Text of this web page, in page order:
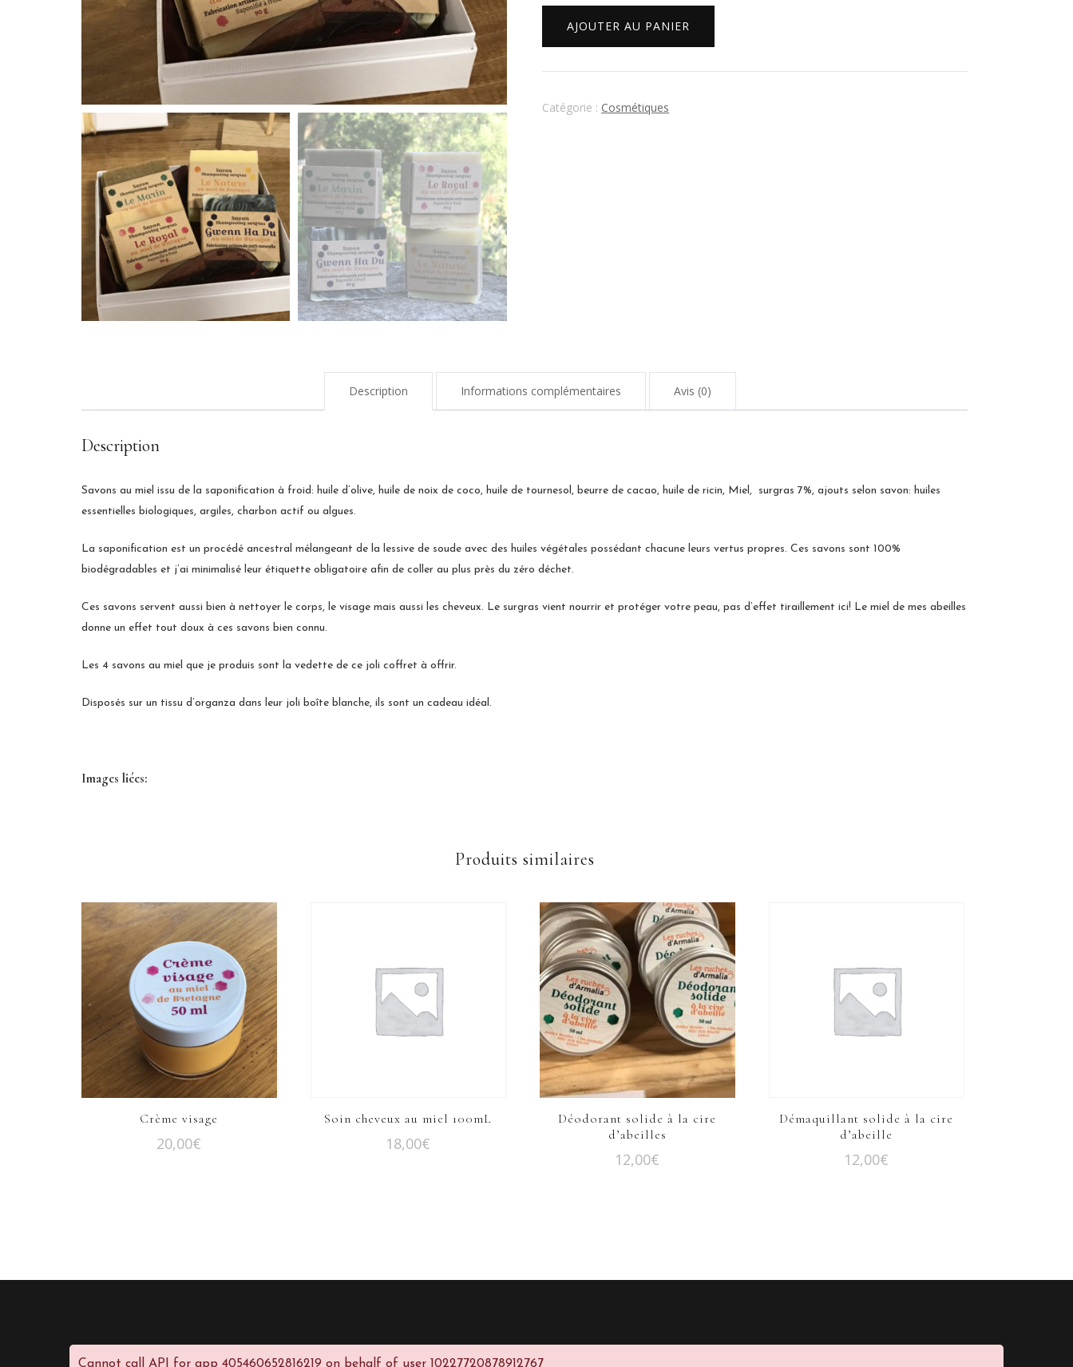
AJOUTER AU PANIER
Catégorie : Cosmétiques
Description Informations complémentaires Avis (0)
Description
Savons au miel issu de la saponification à froid: huile d’olive, huile de noix de coco, huile de tournesol, beurre de cacao, huile de ricin, Miel, surgras 7%, ajouts selon savon: huiles
essentielles biologiques, argiles, charbon actif ou algues.
La saponification est un procédé ancestral mélangeant de la lessive de soude avec des huiles végétales possédant chacune leurs vertus propres. Ces savons sont 100%
biodégradables et j’ai minimalisé leur étiquette obligatoire afin de coller au plus près du zéro déchet.
Ces savons servent aussi bien à nettoyer le corps, le visage mais aussi les cheveux. Le surgras vient nourrir et protéger votre peau, pas d’effet tiraillement ici! Le miel de mes abeilles
donne un effet tout doux à ces savons bien connu.
Les 4 savons au miel que je produis sont la vedette de ce joli coffret à offrir.
Disposés sur un tissu d’organza dans leur joli boîte blanche, ils sont un cadeau idéal.
Images liées:
Produits similaires
Crème visage
20,00€
Soin cheveux au miel 100mL
18,00€
Déodorant solide à la cire
d’abeilles
12,00€
Démaquillant solide à la cire
d’abeille
12,00€
Cannot call API for app 405460652816219 on behalf of user 10227720878912767